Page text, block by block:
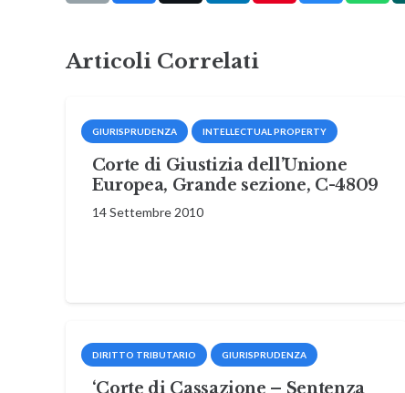
Articoli Correlati
GIURISPRUDENZA INTELLECTUAL PROPERTY
Corte di Giustizia dell’Unione
Europea, Grande sezione, C-4809
14 Settembre 2010
DIRITTO TRIBUTARIO GIURISPRUDENZA
‘Corte di Cassazione – Sentenza